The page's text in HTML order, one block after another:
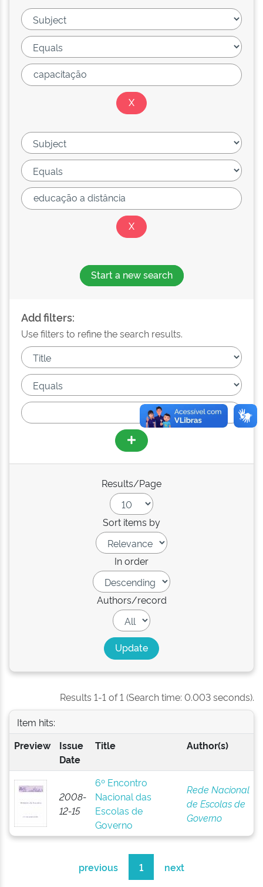
Start a new search
Add filters:
Use filters to refine the search results.
Results/Page
Sort items by
In order
Authors/record
Results 1-1 of 1 (Search time: 0.003 seconds).
Item hits:
Preview
Issue
Date
Title Author(s)
2008-
12-15
6º Encontro
Nacional das
Escolas de
Governo
Rede Nacional
de Escolas de
Governo
previous 1 next